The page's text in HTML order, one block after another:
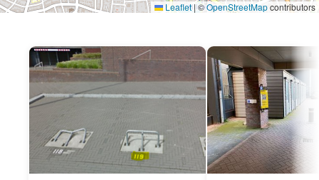
Leaflet |©OpenStreetMapcontributors